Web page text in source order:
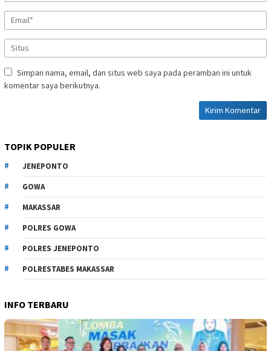
Simpan nama, email, dan situs web saya pada peramban ini untuk
komentar saya berikutnya.
TOPIK POPULER
JENEPONTO
GOWA
MAKASSAR
POLRES GOWA
POLRES JENEPONTO
POLRESTABES MAKASSAR
INFO TERBARU